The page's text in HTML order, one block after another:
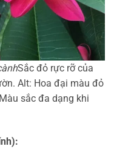
Sắc đỏ rực rỡ của
Alt: Hoa đại màu đỏ
sắc đa dạng khi